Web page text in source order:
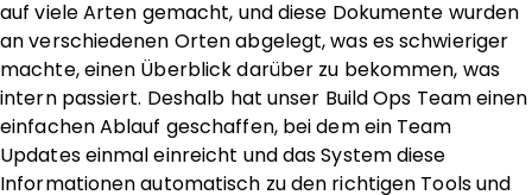
auf viele Arten gemacht, und diese Dokumente wurden
an verschiedenen Orten abgelegt, was es schwieriger
machte, einen Überblick darüber zu bekommen, was
intern passiert. Deshalb hat unser Build Ops Team einen
einfachen Ablauf geschaffen, bei dem ein Team
Updates einmal einreicht und das System diese
Informationen automatisch zu den richtigen Tools und